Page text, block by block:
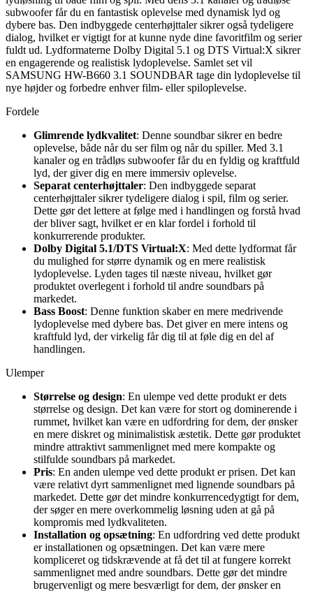
subwoofer får du en fantastisk oplevelse med dynamisk lyd og
dybere bas. Den indbyggede centerhøjttaler sikrer også tydeligere
dialog, hvilket er vigtigt for at kunne nyde dine favoritfilm og serier
fuldt ud. Lydformaterne Dolby Digital 5.1 og DTS Virtual:X sikrer
en engagerende og realistisk lydoplevelse. Samlet set vil
SAMSUNG HW-B660 3.1 SOUNDBAR tage din lydoplevelse til
nye højder og forbedre enhver film- eller spiloplevelse.
Fordele
Glimrende lydkvalitet: Denne soundbar sikrer en bedre
oplevelse, både når du ser film og når du spiller. Med 3.1
kanaler og en trådløs subwoofer får du en fyldig og kraftfuld
lyd, der giver dig en mere immersiv oplevelse.
Separat centerhøjttaler: Den indbyggede separat
centerhøjttaler sikrer tydeligere dialog i spil, film og serier.
Dette gør det lettere at følge med i handlingen og forstå hvad
der bliver sagt, hvilket er en klar fordel i forhold til
konkurrerende produkter.
Dolby Digital 5.1/DTS Virtual:X: Med dette lydformat får
du mulighed for større dynamik og en mere realistisk
lydoplevelse. Lyden tages til næste niveau, hvilket gør
produktet overlegent i forhold til andre soundbars på
markedet.
Bass Boost: Denne funktion skaber en mere medrivende
lydoplevelse med dybere bas. Det giver en mere intens og
kraftfuld lyd, der virkelig får dig til at føle dig en del af
handlingen.
Ulemper
Størrelse og design: En ulempe ved dette produkt er dets
størrelse og design. Det kan være for stort og dominerende i
rummet, hvilket kan være en udfordring for dem, der ønsker
en mere diskret og minimalistisk æstetik. Dette gør produktet
mindre attraktivt sammenlignet med mere kompakte og
stilfulde soundbars på markedet.
Pris: En anden ulempe ved dette produkt er prisen. Det kan
være relativt dyrt sammenlignet med lignende soundbars på
markedet. Dette gør det mindre konkurrencedygtigt for dem,
der søger en mere overkommelig løsning uden at gå på
kompromis med lydkvaliteten.
Installation og opsætning: En udfordring ved dette produkt
er installationen og opsætningen. Det kan være mere
kompliceret og tidskrævende at få det til at fungere korrekt
sammenlignet med andre soundbars. Dette gør det mindre
brugervenligt og mere besværligt for dem, der ønsker en